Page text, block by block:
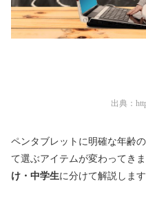
出典：
ペンタブレットに明確な年齢
て選ぶアイテムが変わってき
け・中学生に分けて解説します